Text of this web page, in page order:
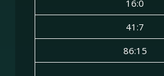
16:0
41:7
86:15